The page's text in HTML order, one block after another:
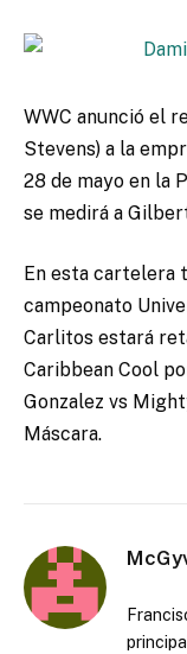
WWC anunció el
Stevens) a la
28 de mayo en la
se medirá a
En esta cartelera
campeonato
Carlitos estará
Caribbean Cool
Gonzalez vs
Máscara.